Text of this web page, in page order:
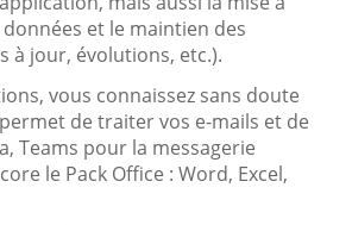
et le maintien des
à jour, évolutions, etc.).
vous connaissez sans doute
de traiter vos e-mails et de
Teams pour la messagerie
le Pack Office : Word, Excel,